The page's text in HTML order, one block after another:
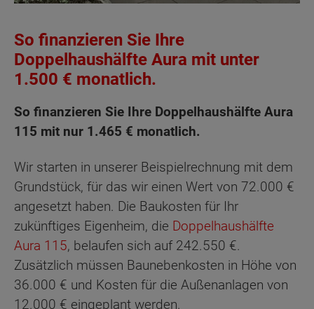
So finanzieren Sie Ihre
Doppelhaushälfte Aura mit unter
1.500 € monatlich.
So finanzieren Sie Ihre Doppelhaushälfte Aura
115 mit nur 1.465 € monatlich.
Wir starten in unserer Beispielrechnung mit dem
Grundstück, für das wir einen Wert von 72.000 €
angesetzt haben. Die Baukosten für Ihr
zukünftiges Eigenheim, die Doppelhaushälfte
Aura 115, belaufen sich auf 242.550 €.
Zusätzlich müssen Baunebenkosten in Höhe von
36.000 € und Kosten für die Außenanlagen von
12.000 € eingeplant werden.